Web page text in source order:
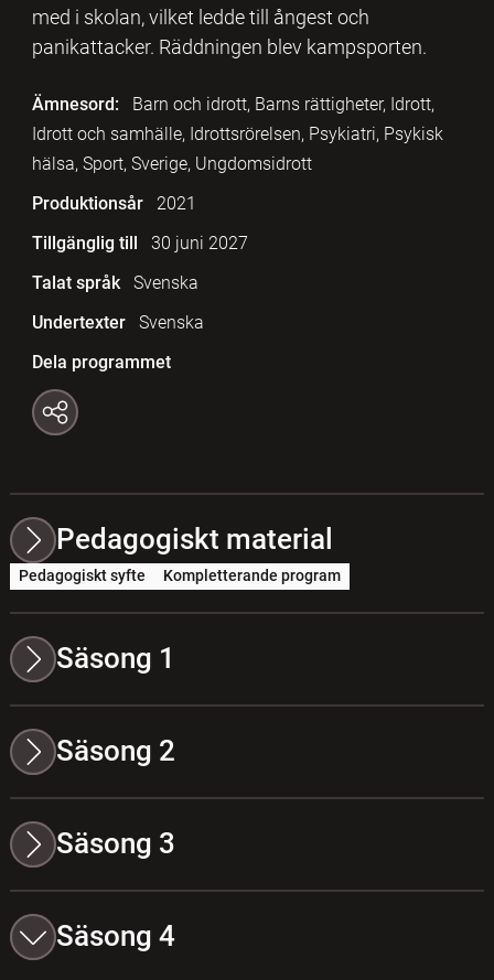
med i skolan, vilket ledde till ångest och
panikattacker. Räddningen blev kampsporten.
Ämnesord:
Barn och idrott, Barns rättigheter, Idrott,
Idrott och samhälle, Idrottsrörelsen, Psykiatri, Psykisk
hälsa, Sport, Sverige, Ungdomsidrott
Produktionsår
2021
Tillgänglig till
30 juni 2027
Talat språk
Svenska
Undertexter
Svenska
Dela programmet
Pedagogiskt material
Pedagogiskt syfte Kompletterande program
Säsong 1
Säsong 2
Säsong 3
Säsong 4